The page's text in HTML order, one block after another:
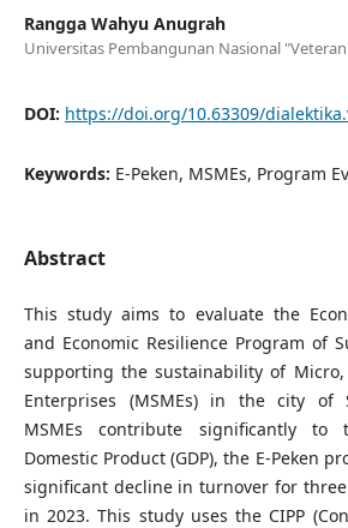
Rangga Wahyu Anugrah
Universitas Pembangunan Nasional
DOI: https://doi.org/10.63309/
Keywords: E-Peken, MSMEs, Program
Abstract
This study aims to evaluate the
and Economic Resilience Program of
supporting the sustainability of
Enterprises (MSMEs) in the city of
MSMEs contribute significantly to
Domestic Product (GDP), the E-Peken
significant decline in turnover for
in 2023. This study uses the CIPP